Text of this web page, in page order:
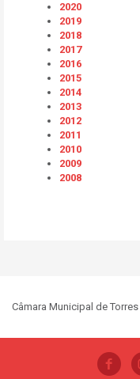
2020
2019
2018
2017
2016
2015
2014
2013
2012
2011
2010
2009
2008
Câmara Municipal de